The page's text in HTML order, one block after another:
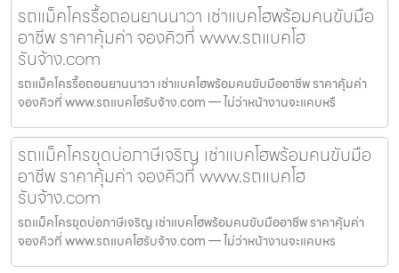
รถแม็คโครรื้อถอนยานนาวา เช่าแบคโฮพร้อมคนขับมือ
อาชีพ ราคาคุ้มค่า จองคิวที่ www.รถแบคโฮ
รับจ้าง.com
รถแม็คโครรื้อถอนยานนาวา เช่าแบคโฮพร้อมคนขับมืออาชีพ ราคาคุ้มค่า
จองคิวที่ www.รถแบคโฮรับจ้าง.com — ไม่ว่าหน้างานจะแคบหรื
รถแม็คโครขุดบ่อภาษีเจริญ เช่าแบคโฮพร้อมคนขับมือ
อาชีพ ราคาคุ้มค่า จองคิวที่ www.รถแบคโฮ
รับจ้าง.com
รถแม็คโครขุดบ่อภาษีเจริญ เช่าแบคโฮพร้อมคนขับมืออาชีพ ราคาคุ้มค่า
จองคิวที่ www.รถแบคโฮรับจ้าง.com — ไม่ว่าหน้างานจะแคบหร